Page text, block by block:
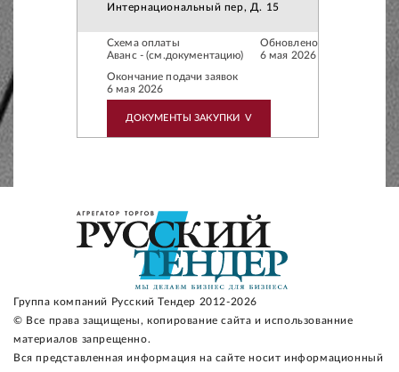
Интернациональный пер, Д. 15
Схема оплаты
Аванс - (см.документацию)
Обновлено
6 мая 2026
Окончание подачи заявок
6 мая 2026
ДОКУМЕНТЫ ЗАКУПКИ V
Группа компаний Русский Тендер 2012-2026
© Все права защищены, копирование сайта и использованние
материалов запрещенно.
Вся представленная информация на сайте носит информационный